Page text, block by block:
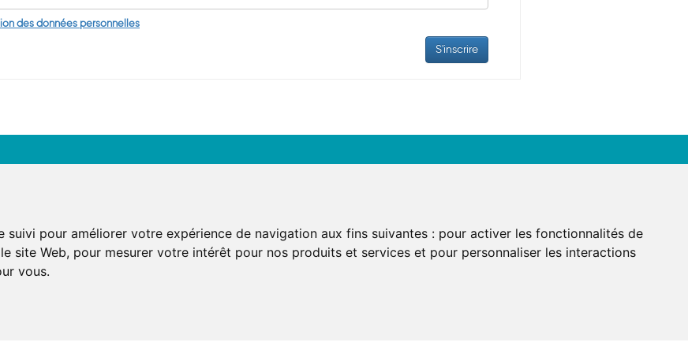
pour améliorer votre expérience de navigation aux fins suivantes : pour activer les fonctionnalités de
site Web, pour mesurer votre intérêt pour nos produits et services et pour personnaliser les interactions
vous.
des données personnelles
Droit de la sécurité sociale
Contentieux
Formation
75001 Paris
Tél. : 01 84 25 20 21
Prendre RDV